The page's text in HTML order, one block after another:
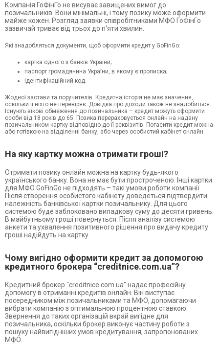
Компанія ГоФінГо не висуває завищених вимог до
позичальників. Вони мінімальні, і тому позику може оформити
майже кожен. Розгляд заявки співробітниками МФО ГоФінГо
зазвичай триває від трьох до п'яти хвилин.
Які знадобляться документи, щоб оформити кредит у GoFinGo:
картка одного з банків України;
паспорт громадянина України, в якому є прописка;
ідентифікаційний код.
Жодної застави та поручителів. Кредитна історія не має значення,
оскільки її ніхто не перевіряє. Довідка про доходи також не знадобиться.
Існують вікові обмеження до позичальника – кредит можуть оформити
особи від 18 років до 65. Позика перераховується онлайн на надану
позичальником картку відповідно до її реквізитів. Погасити кредит можна
або готівкою на відділенні банку, або через особистий кабінет онлайн.
На яку картку можна отримати гроші?
Отримати позику онлайн можна на картку будь-якого
українського банку. Вона не має бути простроченою. Інші картки
для МФО GoFinGo не підходять – такі умови роботи компанії.
Після створення особистого кабінету доведеться підтвердити
належність банківської картки позичальнику. Для цього
системою буде заблоковано випадкову суму до десяти гривень.
В майбутньому гроші повернуться. Після аналізу системою
анкети та ухвалення позитивного рішення про видачу кредиту
гроші надійдуть на картку.
Чому вигідно оформити кредит за допомогою
кредитного брокера “creditnice.com.ua”?
Кредитний брокер "creditnice.com.ua" надає професійну
допомогу в отриманні кредитів онлайн. Він виступає
посередником між позичальниками та МФО, допомагаючи
вибрати компанію з оптимальною процентною ставкою.
Звернення до таких організацій вкрай вигідне для
позичальника, оскільки брокер виконує частину роботи з
пошуку найвигідніших умов кредитування, запропонованих
МФО.